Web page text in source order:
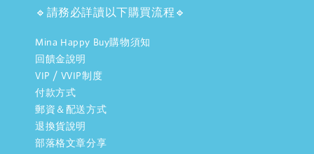
🔹請務必詳讀以下購買流程🔹
Mina Happy Buy購物須知
回饋金說明
VIP / VVIP制度
付款方式
郵資＆配送方式
退換貨說明
部落格文章分享